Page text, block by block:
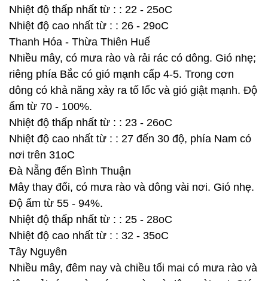
Nhiệt độ thấp nhất từ : : 22 - 25oC
Nhiệt độ cao nhất từ : : 26 - 29oC
Thanh Hóa - Thừa Thiên Huế
Nhiều mây, có mưa rào và rải rác có dông. Gió nhẹ;
riêng phía Bắc có gió mạnh cấp 4-5. Trong cơn
dông có khả năng xảy ra tố lốc và gió giật mạnh. Độ
ẩm từ 70 - 100%.
Nhiệt độ thấp nhất từ : : 23 - 26oC
Nhiệt độ cao nhất từ : : 27 đến 30 độ, phía Nam có
nơi trên 31oC
Đà Nẵng đến Bình Thuận
Mây thay đổi, có mưa rào và dông vài nơi. Gió nhẹ.
Độ ẩm từ 55 - 94%.
Nhiệt độ thấp nhất từ : : 25 - 28oC
Nhiệt độ cao nhất từ : : 32 - 35oC
Tây Nguyên
Nhiều mây, đêm nay và chiều tối mai có mưa rào và